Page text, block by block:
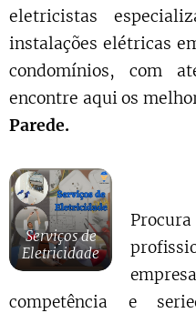
eletricistas
instalações elétricas
condomínios, com
encontre aqui os
Parede.
Serviços de
Eletricidade
competência e